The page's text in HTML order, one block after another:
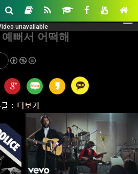
뻐서 어떡해
: 더보기